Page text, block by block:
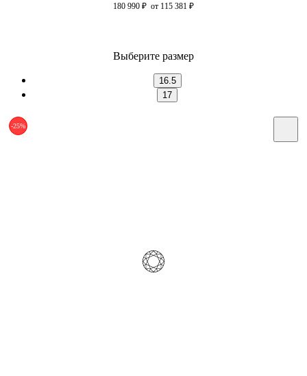
180 990 ₽ от 115 381 ₽
Выберите размер
16.5
17
-25%